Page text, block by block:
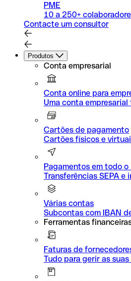
PME
10 a 250+
Contacte um consultor
Produtos
Conta empresarial
Conta online para
Uma conta
Cartões de pagamento
Cartões físicos e
Pagamentos em todo o
Transferências SEPA
Várias contas
Subcontas com IBAN
Ferramentas
Faturas de
Tudo para gerir as